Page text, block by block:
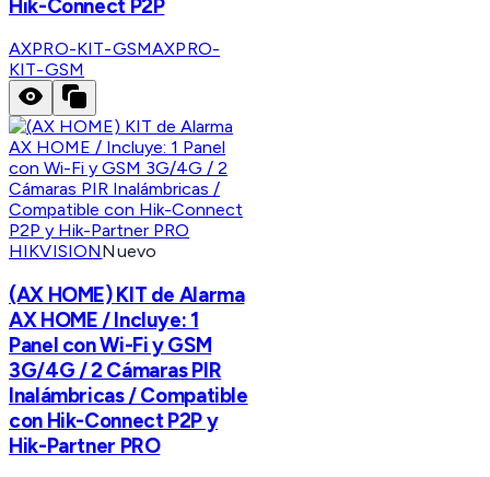
Hik-Connect P2P
AXPRO-KIT-GSMAXPRO-
KIT-GSM
HIKVISIONNuevo
(AX HOME) KIT de Alarma
AX HOME / Incluye: 1
Panel con Wi-Fi y GSM
3G/4G / 2 Cámaras PIR
Inalámbricas / Compatible
con Hik-Connect P2P y
Hik-Partner PRO